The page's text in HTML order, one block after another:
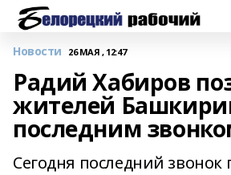
Новости 26 МАЯ , 12:47
Радий Хабиров
жителей
последним
Сегодня последний звонок